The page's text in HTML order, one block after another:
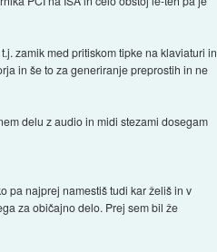
zamik med pritiskom tipke na klaviaturi in
in še to za generiranje preprostih in ne
delu z audio in midi stezami dosegam
pa najprej namestiš tudi kar želiš in v
za običajno delo. Prej sem bil že